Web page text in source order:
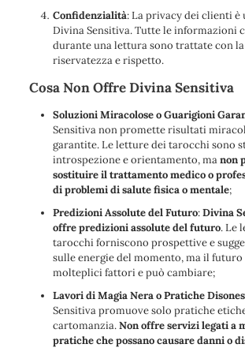
Confidenzialità: La privacy dei clienti
Divina Sensitiva. Tutte le informazioni
durante una lettura sono trattate con la
riservatezza e rispetto.
Cosa Non Offre Divina Sensitiva
Soluzioni Miracolose o Guarigioni
Sensitiva non promette risultati
garantite. Le letture dei tarocchi sono
introspezione e orientamento, manon
sostituire il trattamento medico o
di problemi di salute fisica o mentale;
Predizioni Assolute del Futuro:Divina
offre predizioni assolute del futuro. Le
tarocchi forniscono prospettive e
sulle energie del momento, ma il
molteplici fattori e può cambiare;
Lavori di Magia Nera o Pratiche
Sensitiva promuove solo pratiche
cartomanzia.Non offre servizi legati a
pratiche che possano causare danni o